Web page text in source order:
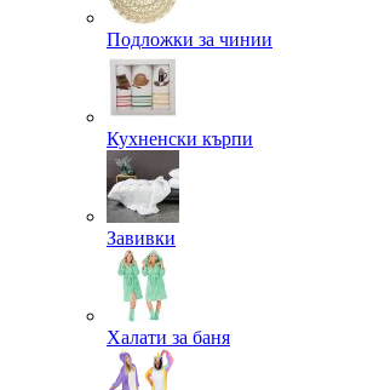
Подложки за чинии
Кухненски кърпи
Завивки
Халати за баня